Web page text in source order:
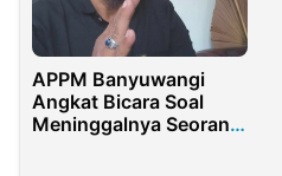
APPM Banyuwangi
Angkat Bicara Soal
Meninggalnya Seorang